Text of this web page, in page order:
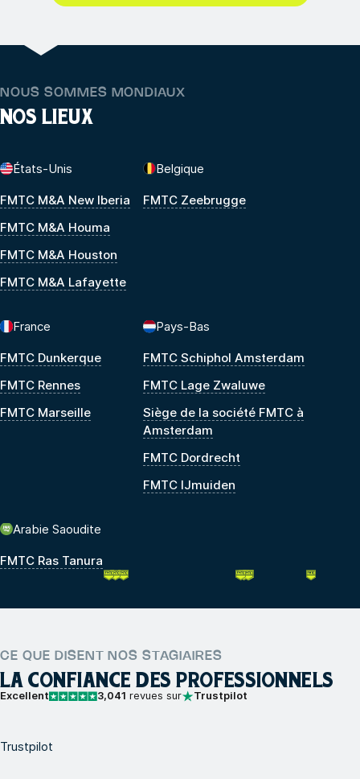
NOUS SOMMES MONDIAUX
NOS LIEUX
États-Unis
FMTC M&A New Iberia
FMTC M&A Houma
FMTC M&A Houston
FMTC M&A Lafayette
Belgique
FMTC Zeebrugge
France
FMTC Dunkerque
FMTC Rennes
FMTC Marseille
Pays-Bas
FMTC Schiphol Amsterdam
FMTC Lage Zwaluwe
Siège de la société FMTC à
Amsterdam
FMTC Dordrecht
FMTC IJmuiden
Arabie Saoudite
FMTC Ras Tanura
CE QUE DISENT NOS STAGIAIRES
LA CONFIANCE DES PROFESSIONNELS
Excellent 3,041 revues sur Trustpilot
Trustpilot